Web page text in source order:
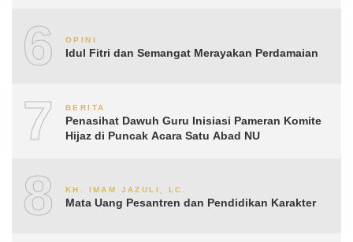
6 OPINI
Idul Fitri dan Semangat Merayakan Perdamaian
7 BERITA
Penasihat Dawuh Guru Inisiasi Pameran Komite
Hijaz di Puncak Acara Satu Abad NU
8 KH. IMAM JAZULI, LC.
Mata Uang Pesantren dan Pendidikan Karakter